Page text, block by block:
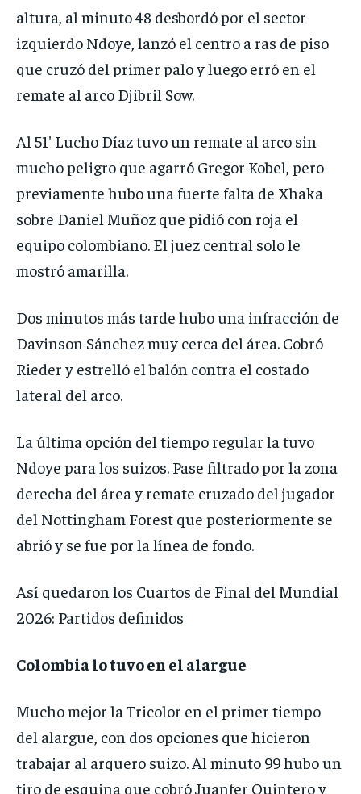
altura, al minuto 48 desbordó por el sector
izquierdo Ndoye, lanzó el centro a ras de piso
que cruzó del primer palo y luego erró en el
remate al arco Djibril Sow.
Al 51′ Lucho Díaz tuvo un remate al arco sin
mucho peligro que agarró Gregor Kobel, pero
previamente hubo una fuerte falta de Xhaka
sobre Daniel Muñoz que pidió con roja el
equipo colombiano. El juez central solo le
mostró amarilla.
Dos minutos más tarde hubo una infracción de
Davinson Sánchez muy cerca del área. Cobró
Rieder y estrelló el balón contra el costado
lateral del arco.
La última opción del tiempo regular la tuvo
Ndoye para los suizos. Pase filtrado por la zona
derecha del área y remate cruzado del jugador
del Nottingham Forest que posteriormente se
abrió y se fue por la línea de fondo.
Así quedaron los Cuartos de Final del Mundial
2026: Partidos definidos
Colombia lo tuvo en el alargue
Mucho mejor la Tricolor en el primer tiempo
del alargue, con dos opciones que hicieron
trabajar al arquero suizo. Al minuto 99 hubo un
tiro de esquina que cobró Juanfer Quintero y